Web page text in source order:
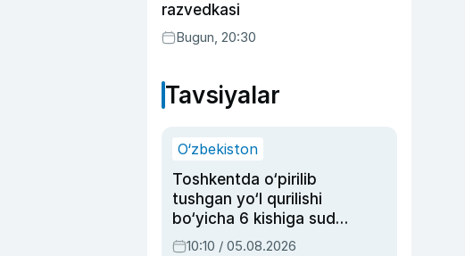
razvedkasi
Bugun, 20:30
Tavsiyalar
O‘zbekiston
Toshkentda o‘pirilib
tushgan yo‘l qurilishi
bo‘yicha 6 kishiga sud
hukmi o‘qildi
10:10 / 05.08.2026